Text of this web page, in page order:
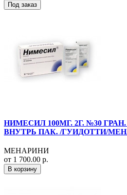
Под заказ
НИМЕСИЛ 100МГ. 2Г. №30
ВНУТРЬ ПАК. /ГУИДОТТИ/
МЕНАРИНИ
от 1 700.00 р.
В корзину